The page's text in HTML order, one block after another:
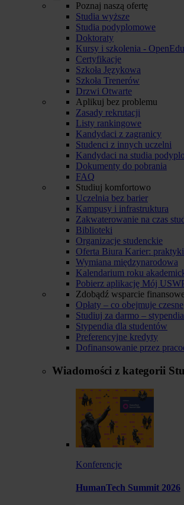
Poznaj naszą ofertę
Studia wyższe
Studia podyplomowe
Doktoraty
Kursy i szkolenia - OpenEdu
Certyfikacje
Szkoła Językowa
Szkoła Trenerów
Drzwi Otwarte
Aplikuj bez problemu
Zasady rekrutacji
Listy rankingowe
Kandydaci z zagranicy
Studenci z innych uczelni
Kandydaci na studia
Dokumenty do pobrania
FAQ
Studiuj komfortowo
Uczelnia bez barier
Kampusy i infrastruktura
Zakwaterowanie na czas
Biblioteki
Organizacje studenckie
Oferta Biura Karier:
Wymiana międzynarodowa
Kalendarium roku
Pobierz aplikację Mój
Zdobądź wsparcie
Opłaty – co obejmuje czesne
Studiuj za darmo –
Stypendia dla studentów
Preferencyjne kredyty
Dofinansowanie przez
Wiadomości z kategorii
Konferencje
HumanTech Summit 2026